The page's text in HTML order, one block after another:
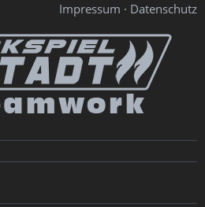
Impressum · Datenschutz